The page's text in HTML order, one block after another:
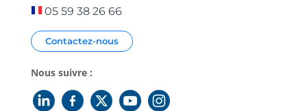
05 59 38 26 66
Contactez-nous
Nous suivre :